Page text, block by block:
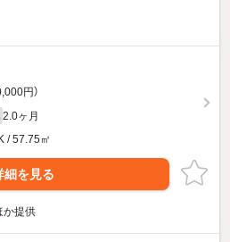
円）
2.0ヶ月
/ 57.75㎡
細を見る
か提供